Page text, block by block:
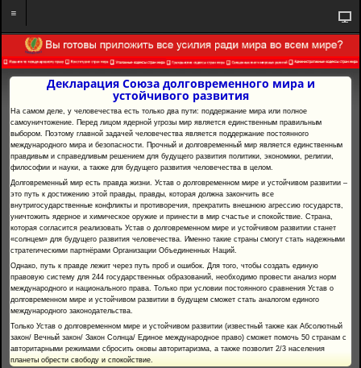
Декларация Союза долговременного мира и
устойчивого развития
На самом деле, у человечества есть только два пути: поддержание мира или полное
самоуничтожение. Перед лицом ядерной угрозы мир является единственным правильным
выбором. Поэтому главной задачей человечества является поддержание постоянного
международного мира и безопасности. Прочный и долговременный мир является единственным
правдивым и справедливым решением для будущего развития политики, экономики, религии,
философии и науки, а также для будущего развития человечества в целом.
Долговременный мир есть правда жизни. Устав о долговременном мире и устойчивом развитии –
это путь к достижению этой правды, правды, которая должна закончить все
внутригосударственные конфликты и противоречия, прекратить внешнюю агрессию государств,
уничтожить ядерное и химическое оружие и принести в мир счастье и спокойствие. Страна,
которая согласится реализовать Устав о долговременном мире и устойчивом развитии станет
«солнцем» для будущего развития человечества. Именно такие страны смогут стать надежными
стратегическими партнёрами Организации Объединенных Наций.
Однако, путь к правде лежит через путь проб и ошибок. Для того, чтобы создать единую
правовую систему для 244 государственных образований, необходимо провести анализ норм
международного и национального права. Только при условии постоянного сравнения Устав о
долговременном мире и устойчивом развитии в будущем сможет стать аналогом единого
международного законодательства.
Только Устав о долговременном мире и устойчивом развитии (известный также как Абсолютный
закон/ Вечный закон/ Закон Солнца/ Единое международное право) сможет помочь 50 странам с
авторитарными режимами сбросить оковы авторитаризма, а также позволит 2/3 населения
планеты обрести свободу и спокойствие.